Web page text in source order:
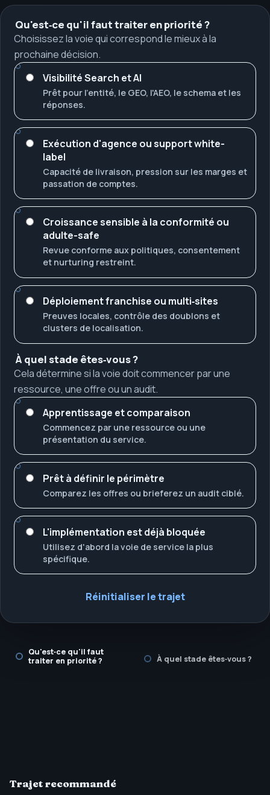
Qu'est‑ce qu'il faut traiter en priorité ?
Choisissez la voie qui correspond le mieux à la
prochaine décision.
Visibilité Search et AI
Prêt pour l'entité, le GEO, l'AEO, le schema et les
réponses.
Exécution d'agence ou support white-
label
Capacité de livraison, pression sur les marges et
passation de comptes.
Croissance sensible à la conformité ou
adulte-safe
Revue conforme aux politiques, consentement
et nurturing restreint.
Déploiement franchise ou multi‑sites
Preuves locales, contrôle des doublons et
clusters de localisation.
À quel stade êtes‑vous ?
Cela détermine si la voie doit commencer par une
ressource, une offre ou un audit.
Apprentissage et comparaison
Commencez par une ressource ou une
présentation du service.
Prêt à définir le périmètre
Comparez les offres ou brieferez un audit ciblé.
L'implémentation est déjà bloquée
Utilisez d'abord la voie de service la plus
spécifique.
Réinitialiser le trajet
Qu'est‑ce qu'il faut
traiter en priorité ?
À quel stade êtes‑vous ?
Trajet recommandé